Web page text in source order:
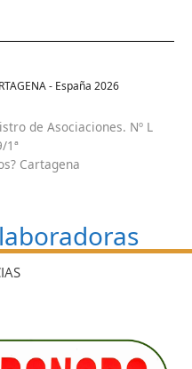
- España 2026
de Asociaciones. Nº L
1ª
Cartagena